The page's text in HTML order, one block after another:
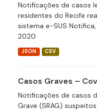
Notificações de casos
residentes do Recife
sistema e-SUS
2020
JSON CSV
Casos Graves –
Notificações de casos
Grave (SRAG)